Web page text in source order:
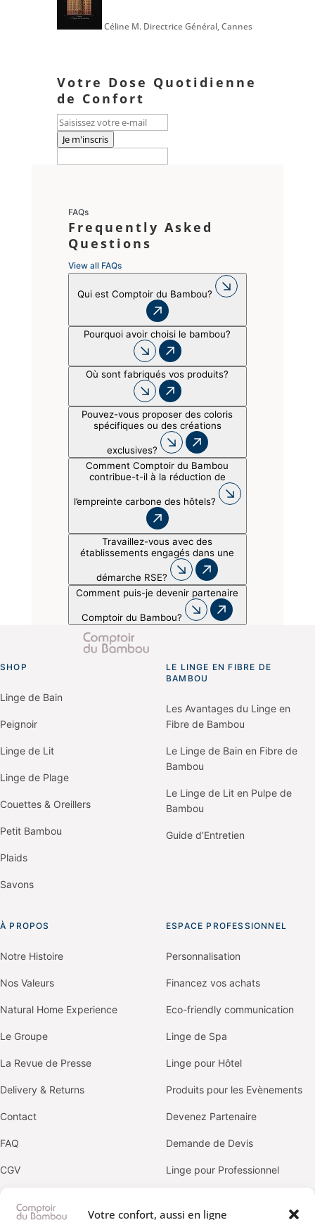
Votre confort, aussi en ligne
Céline M. Directrice Général, Cannes
Votre Dose Quotidienne
de Confort
Je m'inscris
FAQs
Frequently Asked
Questions
View all FAQs
Qui est Comptoir du Bambou?
Pourquoi avoir choisi le bambou?
Où sont fabriqués vos produits?
Pouvez-vous proposer des coloris
spécifiques ou des créations
exclusives?
Comment Comptoir du Bambou
contribue-t-il à la réduction de
l’empreinte carbone des hôtels?
Travaillez-vous avec des
établissements engagés dans une
démarche RSE?
Comment puis-je devenir partenaire
Comptoir du Bambou?
SHOP
Linge de Bain
Peignoir
Linge de Lit
Linge de Plage
Couettes & Oreillers
Petit Bambou
Plaids
Savons
LE LINGE EN FIBRE DE
BAMBOU
Les Avantages du Linge en
Fibre de Bambou
Le Linge de Bain en Fibre de
Bambou
Le Linge de Lit en Pulpe de
Bambou
Guide d’Entretien
À PROPOS
Notre Histoire
Nos Valeurs
Natural Home Experience
Le Groupe
La Revue de Presse
Delivery & Returns
Contact
FAQ
CGV
Politique de confidentialité
ESPACE PROFESSIONNEL
Personnalisation
Financez vos achats
Eco-friendly communication
Linge de Spa
Linge pour Hôtel
Produits pour les Evènements
Devenez Partenaire
Demande de Devis
Linge pour Professionnel